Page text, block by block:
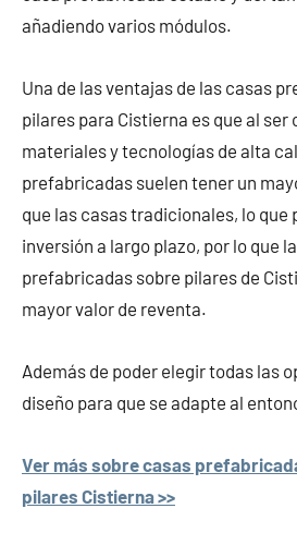
añadiendo varios módulos.
Una de las ventajas de las casas
pilares para Cistierna es que al ser
materiales y tecnologías de alta
prefabricadas suelen tener un
que las casas tradicionales, lo que
inversión a largo plazo, por lo que
prefabricadas sobre pilares de
mayor valor de reventa.
Además de poder elegir todas las
diseño para que se adapte al
Ver más sobre casas
pilares Cistierna >>